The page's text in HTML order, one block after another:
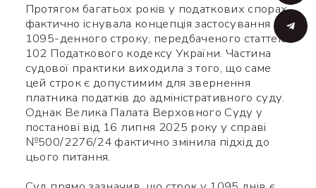
Протягом багатьох років у податкових спорах
фактично існувала концепція застосування
1095-денного строку, передбаченого статтею
102 Податкового кодексу України. Частина
судової практики виходила з того, що саме
цей строк є допустимим для звернення
платника податків до адміністративного суду.
Однак Велика Палата Верховного Суду у
постанові від 16 липня 2025 року у справі
№500/2276/24 фактично змінила підхід до
цього питання.